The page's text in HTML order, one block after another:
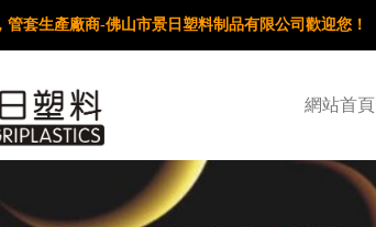
管套生產廠商-佛山市景日塑料制品有限公司歡迎您！
網站首頁